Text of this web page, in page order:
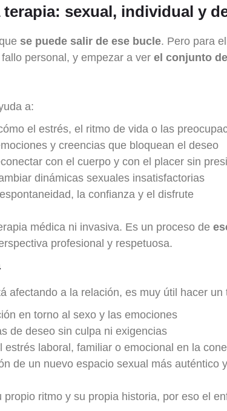
terapia: sexual, individual y
se puede salir de ese bucle. Pero para
personal, y empezar a ver el conjunto
a:
el estrés, el ritmo de vida o las
y creencias que bloquean el deseo
con el cuerpo y con el placer sin
dinámicas sexuales insatisfactorias
la confianza y el disfrute
médica ni invasiva. Es un proceso de
profesional y respetuosa.
afectando a la relación, es muy útil hacer
en torno al sexo y las emociones
de deseo sin culpa ni exigencias
estrés laboral, familiar o emocional en la
de un nuevo espacio sexual más auténtico
propio ritmo y su propia historia, por eso el